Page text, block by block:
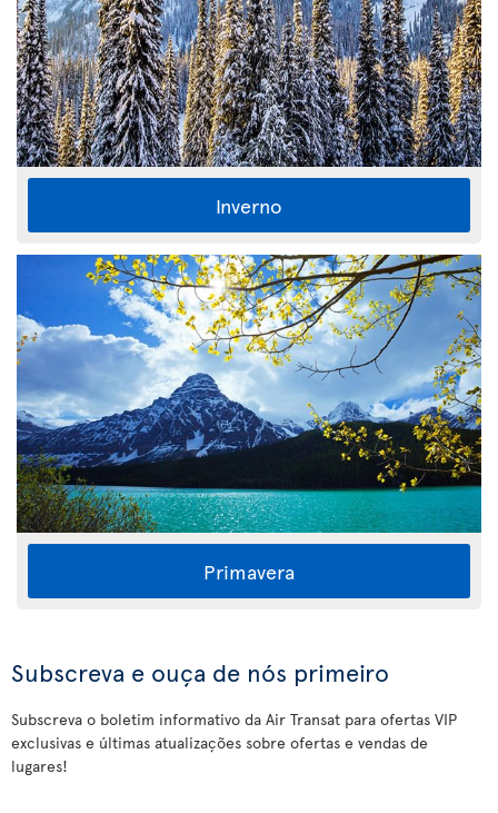
Inverno
Primavera
Subscreva e ouça de nós primeiro
Subscreva o boletim informativo da Air Transat para ofertas VIP
exclusivas e últimas atualizações sobre ofertas e vendas de
lugares!